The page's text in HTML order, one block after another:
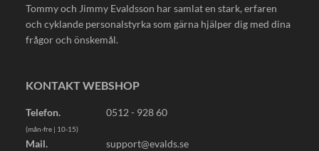
Tommy och Jimmy Evaldsson har samlat en stark, erfaren
och cyklande personalstyrka som gärna hjälper dig med dina
frågor och önskemål.
KONTAKT WEBSHOP
Telefon. 0512 - 928 60
(mån-fre | 10-15)
Mail.
support@evalds.se